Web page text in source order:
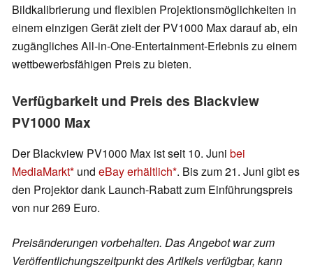
Bildkalibrierung und flexiblen Projektionsmöglichkeiten in
einem einzigen Gerät zielt der PV1000 Max darauf ab, ein
zugängliches All-in-One-Entertainment-Erlebnis zu einem
wettbewerbsfähigen Preis zu bieten.
Verfügbarkeit und Preis des Blackview
PV1000 Max
Der Blackview PV1000 Max ist seit 10. Juni bei
MediaMarkt und eBay erhältlich . Bis zum 21. Juni gibt es
den Projektor dank Launch-Rabatt zum Einführungspreis
von nur 269 Euro.
Preisänderungen vorbehalten. Das Angebot war zum
Veröffentlichungszeitpunkt des Artikels verfügbar, kann